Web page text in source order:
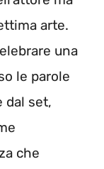
arte.
una
le parole
dal set,
che